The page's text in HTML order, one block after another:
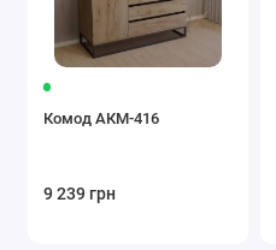
Комод АКМ-416
9 239 грн